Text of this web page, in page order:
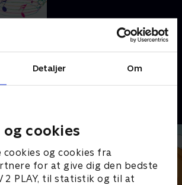
Detaljer Om
cookies
cookies og cookies fra
for at give dig den bedste
2 PLAY, til statistik og til at
dagen